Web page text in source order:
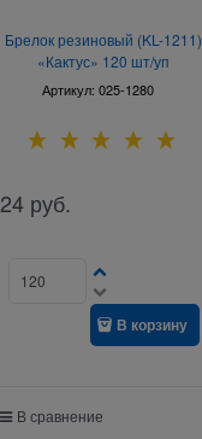
Брелок резиновый (KL-1211)
«Кактус» 120 шт/уп
Артикул: 025-1280
24 руб.
В корзину
В сравнение